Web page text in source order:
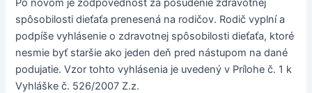
Po novom je zodpovednosť za posúdenie zdravotnej
spôsobilosti dieťaťa prenesená na rodičov. Rodič vyplní a
podpíše vyhlásenie o zdravotnej spôsobilosti dieťaťa, ktoré
nesmie byť staršie ako jeden deň pred nástupom na dané
podujatie. Vzor tohto vyhlásenia je uvedený v Prílohe č. 1 k
Vyhláške č. 526/2007 Z.z.